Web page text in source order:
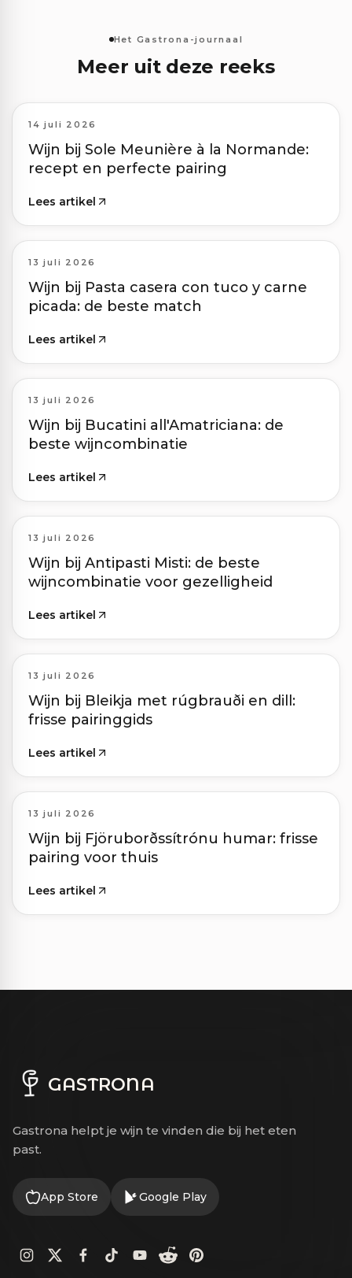
Het Gastrona-journaal
Meer uit deze reeks
14 juli 2026
Wijn bij Sole Meunière à la Normande:
recept en perfecte pairing
Lees artikel
13 juli 2026
Wijn bij Pasta casera con tuco y carne
picada: de beste match
Lees artikel
13 juli 2026
Wijn bij Bucatini all'Amatriciana: de
beste wijncombinatie
Lees artikel
13 juli 2026
Wijn bij Antipasti Misti: de beste
wijncombinatie voor gezelligheid
Lees artikel
13 juli 2026
Wijn bij Bleikja met rúgbrauði en dill:
frisse pairinggids
Lees artikel
13 juli 2026
Wijn bij Fjöruborðssítrónu humar: frisse
pairing voor thuis
Lees artikel
GASTRONA
Gastrona helpt je wijn te vinden die bij het eten
past.
App Store Google Play